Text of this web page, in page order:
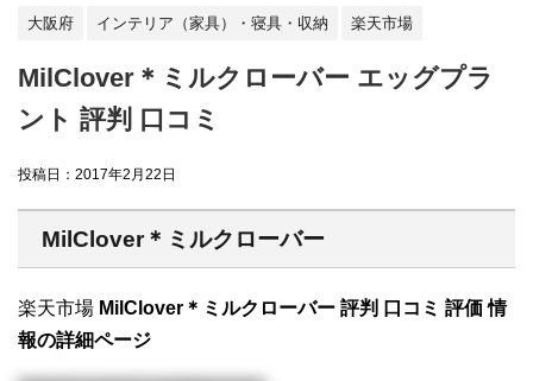
大阪府 インテリア（家具）・寝具・収納 楽天市場
MilClover＊ミルクローバー エッグプラ
ント 評判 口コミ
投稿日： 2017年2月22日
MilClover＊ミルクローバー
楽天市場 MilClover＊ミルクローバー 評判 口コミ 評価 情
報の詳細ページ